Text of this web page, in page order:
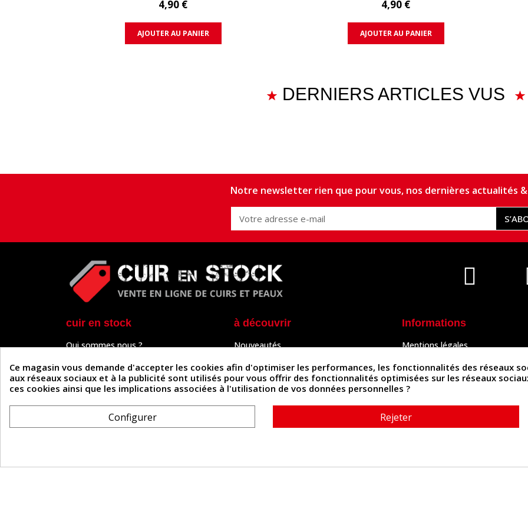
4,90 €
AJOUTER AU PANIER
4,90 €
AJOUTER AU PANIER
DERNIERS ARTICLES VUS
Notre newsletter rien que pour vous, nos dernières actualités
cuir en stock
Qui sommes nous ?
Paiement sécurisé
Un problème de connexion ?
Frais de livraison
Formulaire de rétractation
à découvrir
Nouveautés
Outils & Accessoires
Tutos
Actualités
Informations
Mentions légales
Politique de confidentialité
Politique des cookies
Contactez-nous
Ce magasin vous demande d'accepter les cookies afin d'optimiser les performances, les fonctionnalités des réseaux
aux réseaux sociaux et à la publicité sont utilisés pour vous offrir des fonctionnalités optimisées sur les réseaux
ces cookies ainsi que les implications associées à l'utilisation de vos données personnelles ?
Configurer Rejeter